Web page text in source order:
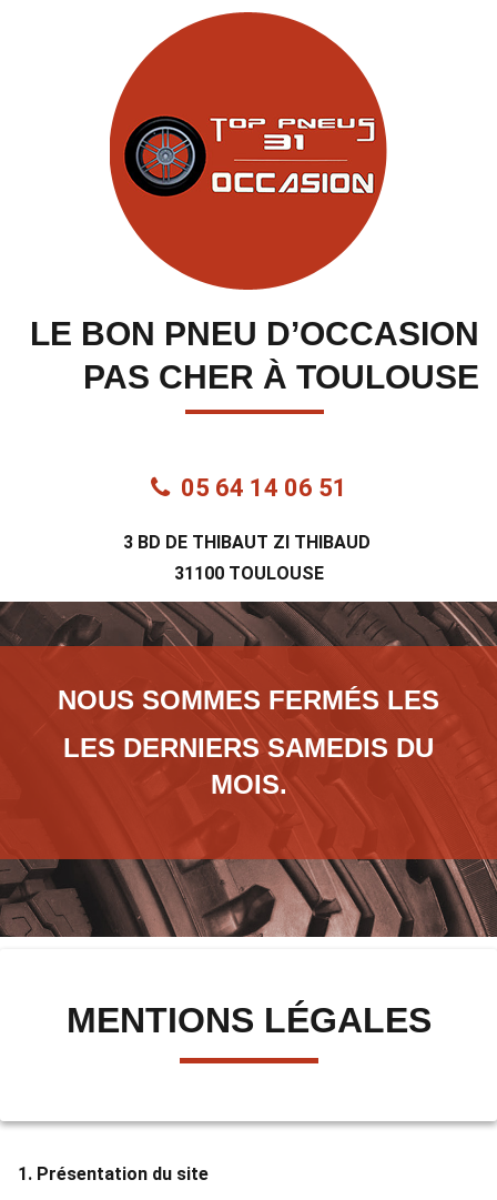
LE BON PNEU D’OCCASION
PAS CHER À TOULOUSE
05 64 14 06 51
3 BD DE THIBAUT ZI THIBAUD
31100 TOULOUSE
NOUS SOMMES FERMÉS LES
LES DERNIERS SAMEDIS DU
MOIS.
MENTIONS LÉGALES
1. Présentation du site